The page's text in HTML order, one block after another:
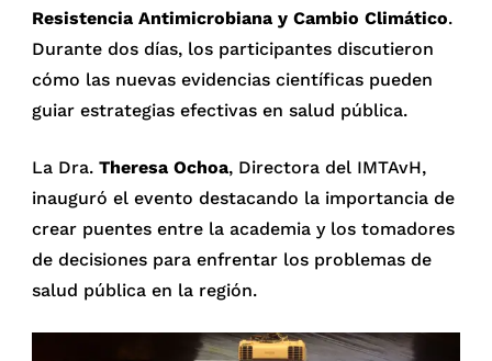
Resistencia Antimicrobiana y Cambio Climático.
Durante dos días, los participantes discutieron
cómo las nuevas evidencias científicas pueden
guiar estrategias efectivas en salud pública.
La Dra.Theresa Ochoa, Directora del IMTAvH,
inauguró el evento destacando la importancia de
crear puentes entre la academia y los tomadores
de decisiones para enfrentar los problemas de
salud pública en la región.